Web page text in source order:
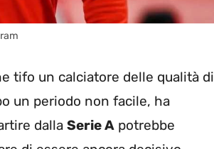
tifo un calciatore delle qualità di
un periodo non facile, ha
dalla Serie A potrebbe